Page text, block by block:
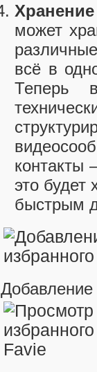
может
всё в
Теперь
контакты
это будет
быстрым
Добавление